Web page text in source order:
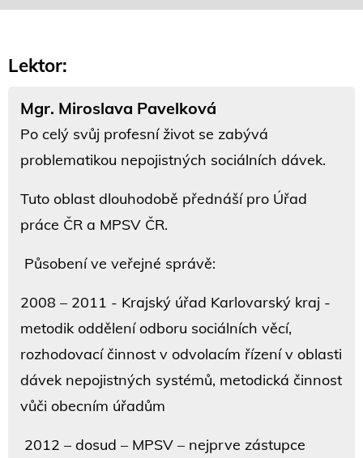
Lektor:
Mgr. Miroslava Pavelková
Po celý svůj profesní život se zabývá
problematikou nepojistných sociálních dávek.
Tuto oblast dlouhodobě přednáší pro Úřad
práce ČR a MPSV ČR.
Působení ve veřejné správě:
2008 – 2011 - Krajský úřad Karlovarský kraj -
metodik oddělení odboru sociálních věcí,
rozhodovací činnost v odvolacím řízení v oblasti
dávek nepojistných systémů, metodická činnost
vůči obecním úřadům
2012 – dosud – MPSV – nejprve zástupce